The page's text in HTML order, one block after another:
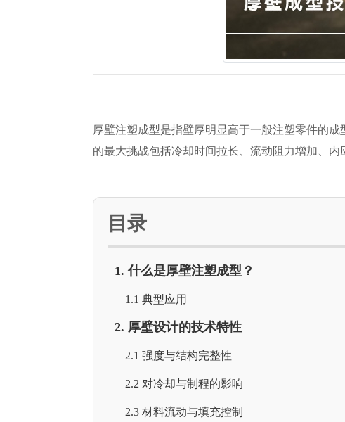
厚壁注塑成型是指壁厚明显高于一般注塑零件的
的最大挑战包括冷却时间拉长、流动阻力增加、
目录
1. 什么是厚壁注塑成型？
1.1 典型应用
2. 厚壁设计的技术特性
2.1 强度与结构完整性
2.2 对冷却与制程的影响
2.3 材料流动与填充控制